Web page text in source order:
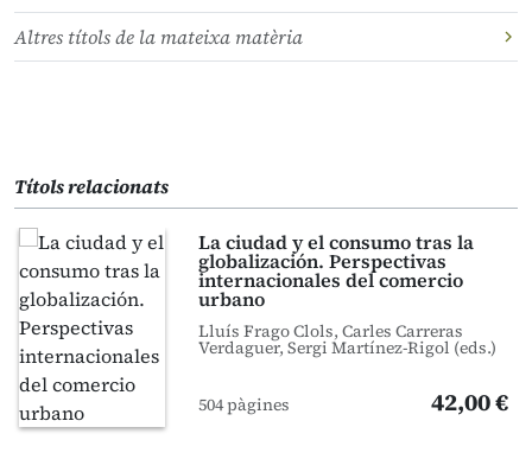
Altres títols de la mateixa matèria
Títols relacionats
La ciudad y el consumo tras la
globalización. Perspectivas
internacionales del comercio
urbano
Lluís Frago Clols, Carles Carreras
Verdaguer, Sergi Martínez-Rigol (eds.)
504 pàgines 42,00 €